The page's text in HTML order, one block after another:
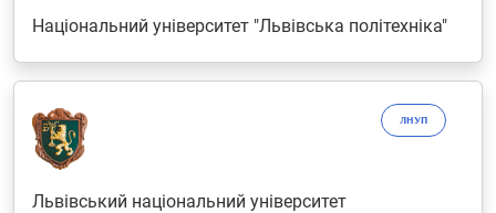
Національний університет "Львівська політехніка"
ЛНУП
Львівський національний університет